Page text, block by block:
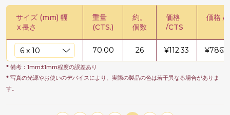
サイズ (mm) 幅
x長さ
重量
(CTS.)
約。
個数
価格
/CTS
価格 /
70.00 26 ¥112.33 ¥
* 備考：1mm±1mm程度の誤差あり
* 写真の光源やお使いのデバイスにより、実際の製品の色は若干異なる場合がありま
す。